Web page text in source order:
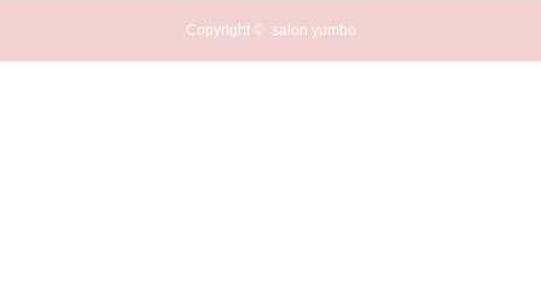
Copyright © salon yumbo